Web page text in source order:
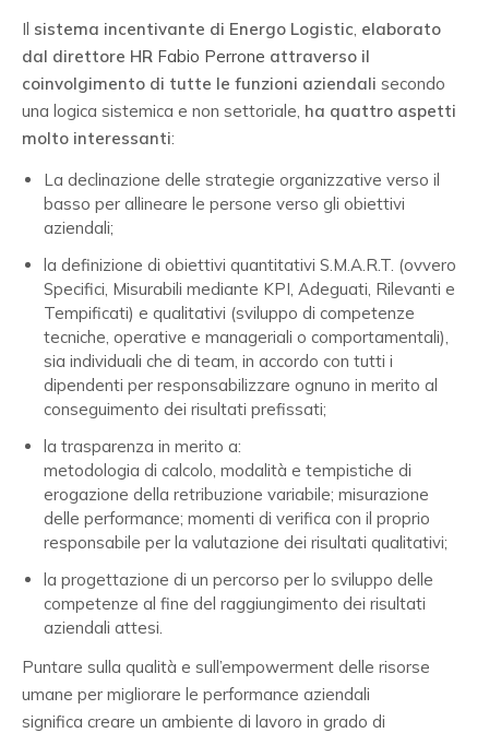
Il sistema incentivante di Energo Logistic, elaborato
dal direttore HR Fabio Perrone attraverso il
coinvolgimento di tutte le funzioni aziendali secondo
una logica sistemica e non settoriale, ha quattro aspetti
molto interessanti:
La declinazione delle strategie organizzative verso il
basso per allineare le persone verso gli obiettivi
aziendali;
la definizione di obiettivi quantitativi S.M.A.R.T. (ovvero
Specifici, Misurabili mediante KPI, Adeguati, Rilevanti e
Tempificati) e qualitativi (sviluppo di competenze
tecniche, operative e manageriali o comportamentali),
sia individuali che di team, in accordo con tutti i
dipendenti per responsabilizzare ognuno in merito al
conseguimento dei risultati prefissati;
la trasparenza in merito a:
metodologia di calcolo, modalità e tempistiche di
erogazione della retribuzione variabile; misurazione
delle performance; momenti di verifica con il proprio
responsabile per la valutazione dei risultati qualitativi;
la progettazione di un percorso per lo sviluppo delle
competenze al fine del raggiungimento dei risultati
aziendali attesi.
Puntare sulla qualità e sull’empowerment delle risorse
umane per migliorare le performance aziendali
significa creare un ambiente di lavoro in grado di